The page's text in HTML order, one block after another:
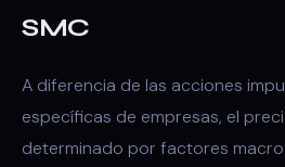
SMC
A diferencia de las acciones
específicas de empresas, el
determinado por factores